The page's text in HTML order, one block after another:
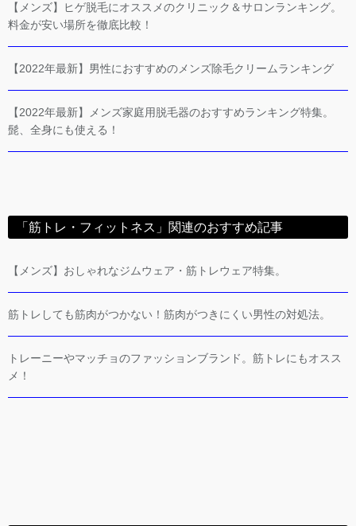
【メンズ】ヒゲ脱毛にオススメのクリニック＆サロンランキング。
料金が安い場所を徹底比較！
【2022年最新】男性におすすめのメンズ除毛クリームランキング
【2022年最新】メンズ家庭用脱毛器のおすすめランキング特集。
髭、全身にも使える！
「筋トレ・フィットネス」関連のおすすめ記事
【メンズ】おしゃれなジムウェア・筋トレウェア特集。
筋トレしても筋肉がつかない！筋肉がつきにくい男性の対処法。
トレーニーやマッチョのファッションブランド。筋トレにもオスス
メ！